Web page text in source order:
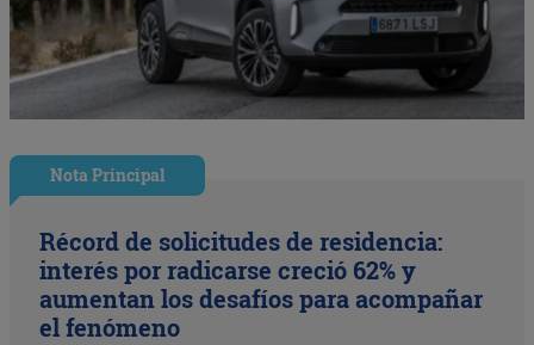
Nota Principal
Récord de solicitudes de residencia:
interés por radicarse creció 62% y
aumentan los desafíos para acompañar
el fenómeno